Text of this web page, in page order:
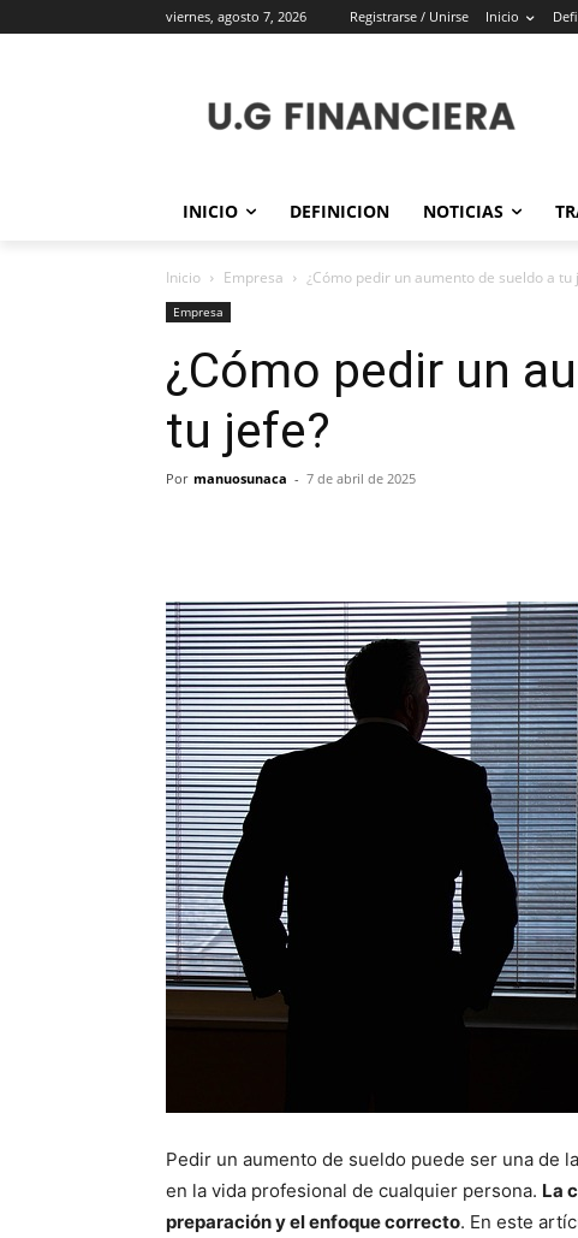
viernes, agosto 7, 2026 Registrarse / Unirse Inicio
INICIO DEFINICION NOTICIAS
Inicio Empresa ¿Cómo pedir un aumento de sueldo a tu
Empresa
¿Cómo pedir un
tu jefe?
Por manuosunaca - 7 de abril de 2025
Pedir un aumento de sueldo puede ser una de
en la vida profesional de cualquier persona. La
preparación y el enfoque correcto. En este